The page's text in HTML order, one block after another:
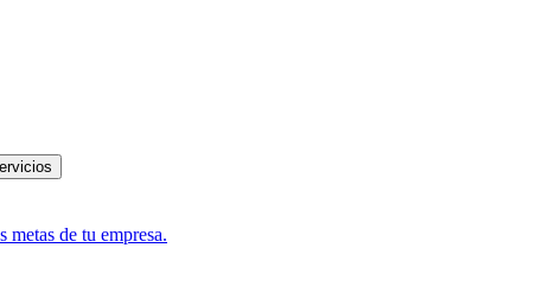
de tu empresa.